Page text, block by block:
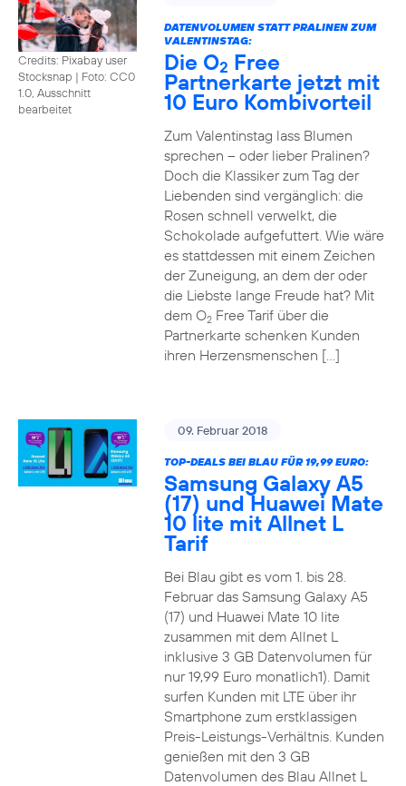
Credits: Pixabay user
Stocksnap | Foto: CC0
1.0, Ausschnitt
bearbeitet
DATENVOLUMEN STATT PRALINEN ZUM
VALENTINSTAG:
Die O2 Free
Partnerkarte jetzt mit
10 Euro Kombivorteil
Zum Valentinstag lass Blumen
sprechen – oder lieber Pralinen?
Doch die Klassiker zum Tag der
Liebenden sind vergänglich: die
Rosen schnell verwelkt, die
Schokolade aufgefuttert. Wie wäre
es stattdessen mit einem Zeichen
der Zuneigung, an dem der oder
die Liebste lange Freude hat? Mit
dem O2Free Tarif über die
Partnerkarte schenken Kunden
ihren Herzensmenschen […]
09. Februar 2018
TOP-DEALS BEI BLAU FÜR 19,99 EURO:
Samsung Galaxy A5
(17) und Huawei Mate
10 lite mit Allnet L
Tarif
Bei Blau gibt es vom 1. bis 28.
Februar das Samsung Galaxy A5
(17) und Huawei Mate 10 lite
zusammen mit dem Allnet L
inklusive 3 GB Datenvolumen für
nur 19,99 Euro monatlich1). Damit
surfen Kunden mit LTE über ihr
Smartphone zum erstklassigen
Preis-Leistungs-Verhältnis. Kunden
genießen mit den 3 GB
Datenvolumen des Blau Allnet L